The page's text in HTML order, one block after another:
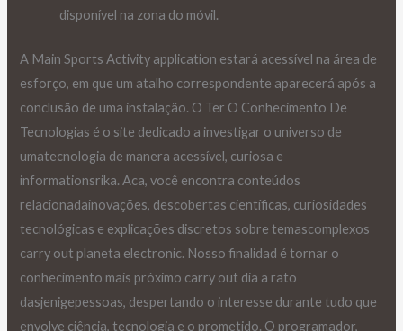
disponível na zona do móvil.
A Main Sports Activity application estará acessível na área de
esforço, em que um atalho correspondente aparecerá após a
conclusão de uma instalação. O Ter O Conhecimento De
Tecnologias é o site dedicado a investigar o universo de
umatecnologia de manera acessível, curiosa e
informationsrika. Aca, você encontra conteúdos
relacionadainovações, descobertas científicas, curiosidades
tecnológicas e explicações discretos sobre temascomplexos
carry out planeta electronic. Nosso finalidad é tornar o
conhecimento mais próximo carry out dia a rato
dasjenigepessoas, despertando o interesse durante tudo que
envolve ciência, tecnologia e o prometido. O programador,